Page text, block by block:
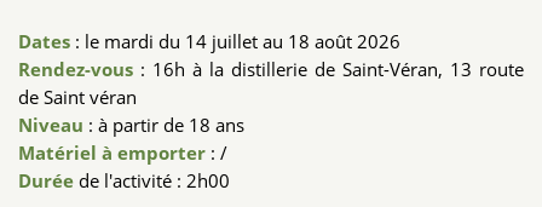
Dates : le mardi du 14 juillet au 18 août 2026
Rendez-vous : 16h à la distillerie de Saint-Véran, 13 route
de Saint véran
Niveau : à partir de 18 ans
Matériel à emporter : /
Duréede l'activité : 2h00